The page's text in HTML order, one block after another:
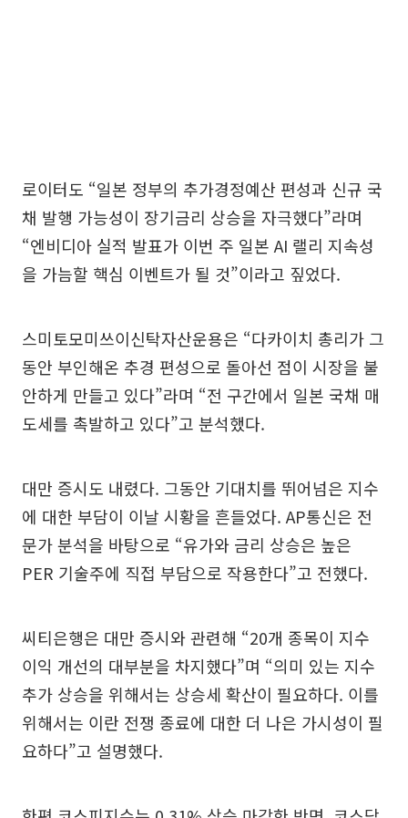
로이터도 “일본 정부의 추가경정예산 편성과 신규 국
채 발행 가능성이 장기금리 상승을 자극했다”라며
“엔비디아 실적 발표가 이번 주 일본 AI 랠리 지속성
을 가늠할 핵심 이벤트가 될 것”이라고 짚었다.
스미토모미쓰이신탁자산운용은 “다카이치 총리가 그
동안 부인해온 추경 편성으로 돌아선 점이 시장을 불
안하게 만들고 있다”라며 “전 구간에서 일본 국채 매
도세를 촉발하고 있다”고 분석했다.
대만 증시도 내렸다. 그동안 기대치를 뛰어넘은 지수
에 대한 부담이 이날 시황을 흔들었다. AP통신은 전
문가 분석을 바탕으로 “유가와 금리 상승은 높은
PER 기술주에 직접 부담으로 작용한다”고 전했다.
씨티은행은 대만 증시와 관련해 “20개 종목이 지수
이익 개선의 대부분을 차지했다”며 “의미 있는 지수
추가 상승을 위해서는 상승세 확산이 필요하다. 이를
위해서는 이란 전쟁 종료에 대한 더 나은 가시성이 필
요하다”고 설명했다.